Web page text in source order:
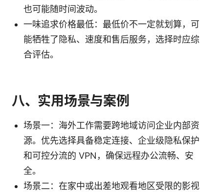
也可能随时间波动。
一味追求价格最低：最低价不一定就划算，可
能牺牲了隐私、速度和售后服务，选择时应综
合评估。
八、实用场景与案例
场景一：海外工作需要跨地域访问企业内部资
源。优先选择具备稳定连接、企业级隐私保护
和可控分流的 VPN，确保远程办公流畅、安
全。
场景二：在家中或出差地观看地区受限的影视